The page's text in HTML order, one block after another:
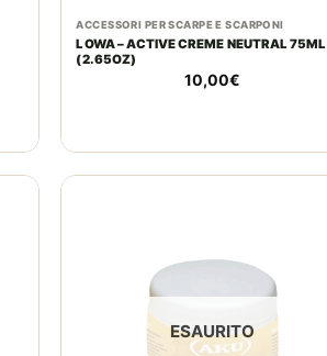
ACCESSORI PER SCARPE E SCARPONI
LOWA – ACTIVE CREME NEUTRAL 75ML
(2.65OZ)
10,00€
ESAURITO